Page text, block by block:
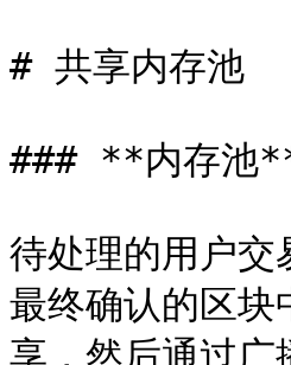
# 共享内存池
### **内存池
待处理的用户交
最终确认的区块
享，然后通过广